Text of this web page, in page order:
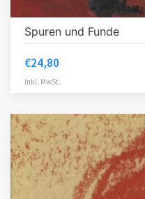
Spuren und Funde
€24,80
inkl. MwSt.